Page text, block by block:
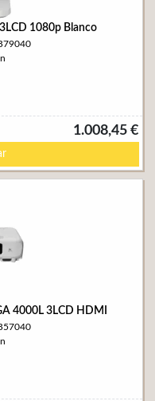
1080p Blanco
1.008,45 €
4000L 3LCD HDMI